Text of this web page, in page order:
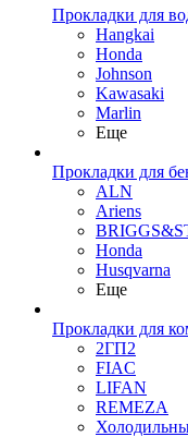
Прокладки для
Hangkai
Honda
Johnson
Kawasaki
Marlin
Еще
Прокладки для
ALN
Ariens
Honda
Husqvarna
Еще
Прокладки для
2ГП2
FIAC
LIFAN
REMEZA